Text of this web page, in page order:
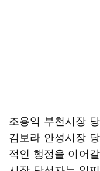
조용익 부천시장
김보라 안성시장
적인 행정을 이어